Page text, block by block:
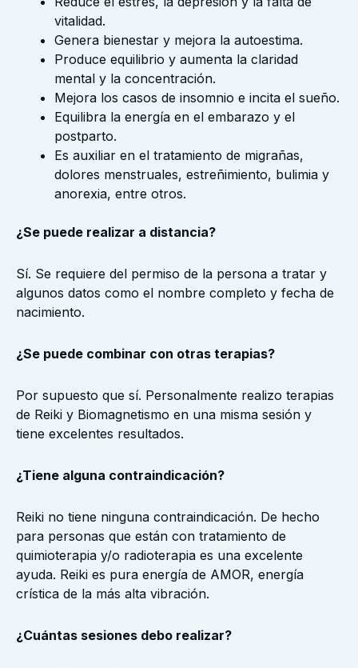
vitalidad.
Genera bienestar y mejora la autoestima.
Produce equilibrio y aumenta la claridad
mental y la concentración.
Mejora los casos de insomnio e incita el sueño.
Equilibra la energía en el embarazo y el
postparto.
Es auxiliar en el tratamiento de migrañas,
dolores menstruales, estreñimiento, bulimia y
anorexia, entre otros.
¿Se puede realizar a distancia?
Sí. Se requiere del permiso de la persona a tratar y
algunos datos como el nombre completo y fecha de
nacimiento.
¿Se puede combinar con otras terapias?
Por supuesto que sí. Personalmente realizo terapias
de Reiki y Biomagnetismo en una misma sesión y
tiene excelentes resultados.
¿Tiene alguna contraindicación?
Reiki no tiene ninguna contraindicación. De hecho
para personas que están con tratamiento de
quimioterapia y/o radioterapia es una excelente
ayuda. Reiki es pura energía de AMOR, energía
crística de la más alta vibración.
¿Cuántas sesiones debo realizar?